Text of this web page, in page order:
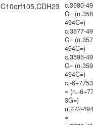
C10orf105,CDH23
c.3580-
C=
494C=)
c.3577-
C=
494C=)
c.3595-
C=
494C=)
c.-
= (n.-
3G=)
n.272-
=